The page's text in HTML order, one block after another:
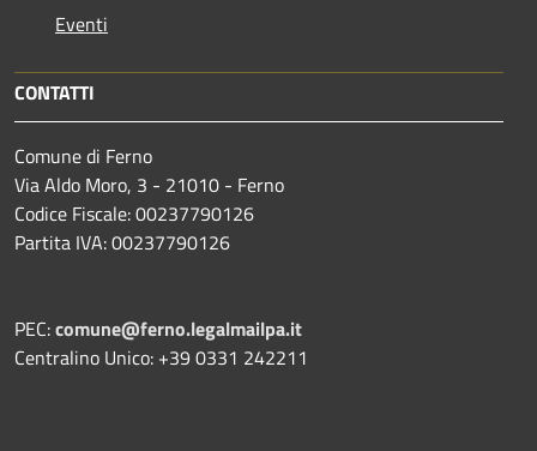
Eventi
CONTATTI
Comune di Ferno
Via Aldo Moro, 3 - 21010 - Ferno
Codice Fiscale: 00237790126
Partita IVA: 00237790126
PEC:comune@ferno.legalmailpa.it
Centralino Unico: +39 0331 242211